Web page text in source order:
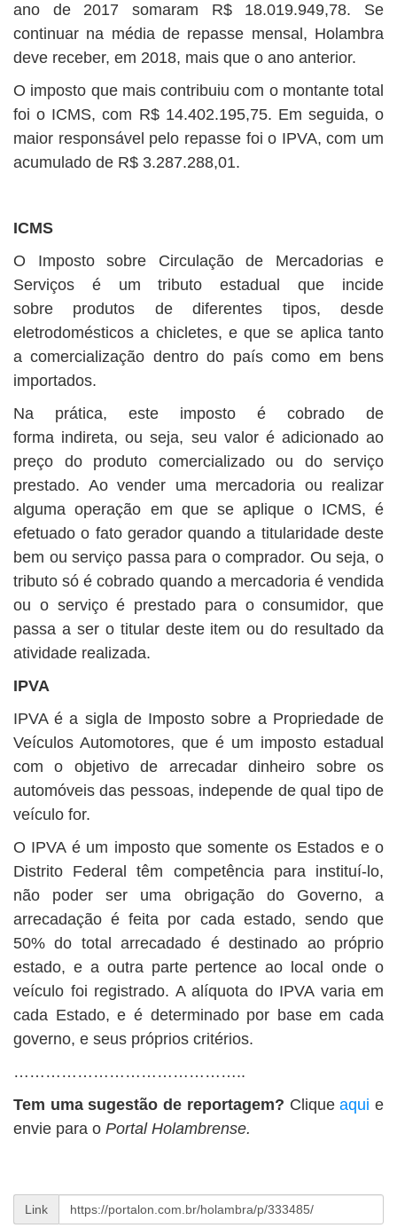
ano de 2017 somaram R$ 18.019.949,78. Se
continuar na média de repasse mensal, Holambra
deve receber, em 2018, mais que o ano anterior.
O imposto que mais contribuiu com o montante total
foi o ICMS, com R$ 14.402.195,75. Em seguida, o
maior responsável pelo repasse foi o IPVA, com um
acumulado de R$ 3.287.288,01.
ICMS
O Imposto sobre Circulação de Mercadorias e
Serviços é um tributo estadual que incide
sobre produtos de diferentes tipos, desde
eletrodomésticos a chicletes, e que se aplica tanto
a comercialização dentro do país como em bens
importados.
Na prática, este imposto é cobrado de
forma indireta, ou seja, seu valor é adicionado ao
preço do produto comercializado ou do serviço
prestado. Ao vender uma mercadoria ou realizar
alguma operação em que se aplique o ICMS, é
efetuado o fato gerador quando a titularidade deste
bem ou serviço passa para o comprador. Ou seja, o
tributo só é cobrado quando a mercadoria é vendida
ou o serviço é prestado para o consumidor, que
passa a ser o titular deste item ou do resultado da
atividade realizada.
IPVA
IPVA é a sigla de Imposto sobre a Propriedade de
Veículos Automotores, que é um imposto estadual
com o objetivo de arrecadar dinheiro sobre os
automóveis das pessoas, independe de qual tipo de
veículo for.
O IPVA é um imposto que somente os Estados e o
Distrito Federal têm competência para instituí-lo,
não poder ser uma obrigação do Governo, a
arrecadação é feita por cada estado, sendo que
50% do total arrecadado é destinado ao próprio
estado, e a outra parte pertence ao local onde o
veículo foi registrado. A alíquota do IPVA varia em
cada Estado, e é determinado por base em cada
governo, e seus próprios critérios.
……………………………………..
Tem uma sugestão de reportagem? Cliqueaquie
envie para o Portal Holambrense.
Link